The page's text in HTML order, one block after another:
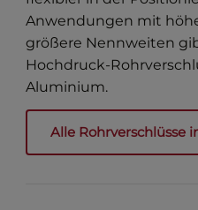
Anwendungen mit
größere Nennweiten
Hochdruck-
Aluminium.
Alle Rohrverschlüsse